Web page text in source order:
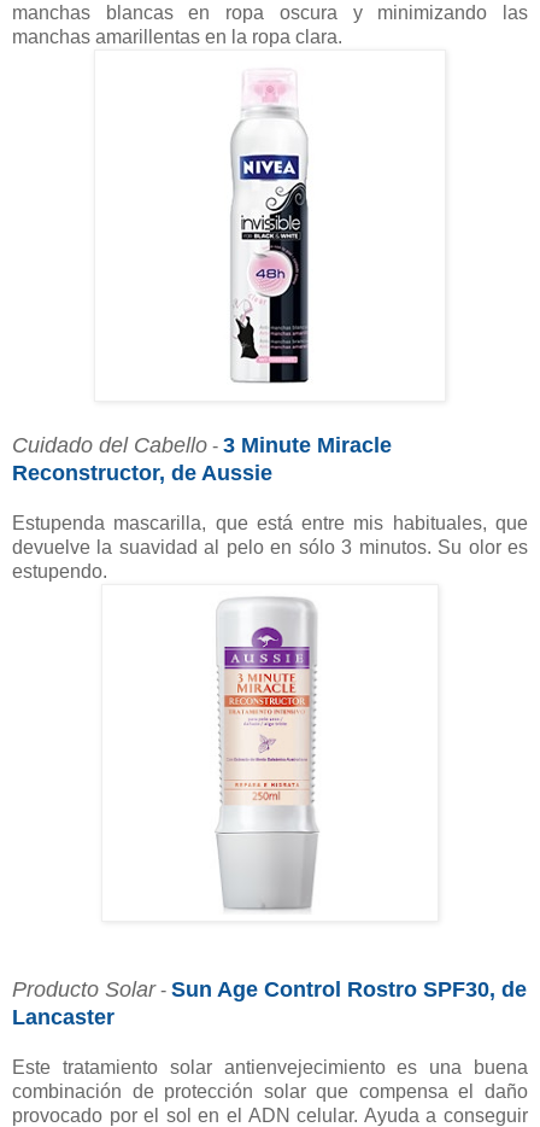
manchas blancas en ropa oscura y minimizando las
manchas amarillentas en la ropa clara.
Cuidado del Cabello - 3 Minute Miracle
Reconstructor, de Aussie
Estupenda mascarilla, que está entre mis habituales, que
devuelve la suavidad al pelo en sólo 3 minutos. Su olor es
estupendo.
Producto Solar- Sun Age Control Rostro SPF30, de
Lancaster
Este tratamiento solar antienvejecimiento es una buena
combinación de protección solar que compensa el daño
provocado por el sol en el ADN celular. Ayuda a conseguir